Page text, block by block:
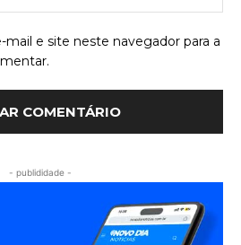
e site neste navegador para a
- publididade -